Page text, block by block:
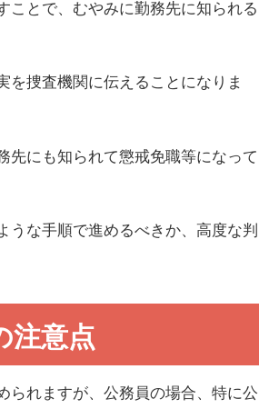
ことで、むやみに勤務先に知られる
捜査機関に伝えることになりま
先にも知られて懲戒免職等になって
うな手順で進めるべきか、高度な判
注意点
られますが、公務員の場合、特に公